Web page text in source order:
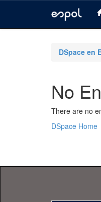
DSpace en
No
There are no
DSpace Home